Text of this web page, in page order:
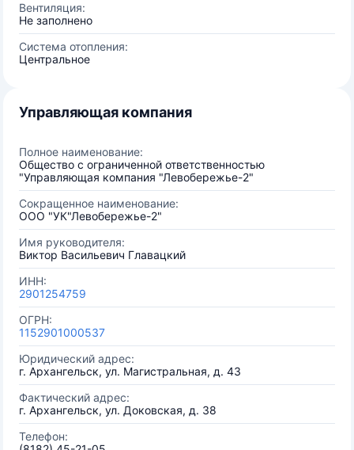
Вентиляция:
Не заполнено
Система отопления:
Центральное
Управляющая компания
Полное наименование:
Общество с ограниченной ответственностью
"Управляющая компания "Левобережье-2"
Сокращенное наименование:
ООО "УК"Левобережье-2"
Имя руководителя:
Виктор Васильевич Главацкий
ИНН:
2901254759
ОГРН:
1152901000537
Юридический адрес:
г. Архангельск, ул. Магистральная, д. 43
Фактический адрес:
г. Архангельск, ул. Доковская, д. 38
Телефон: